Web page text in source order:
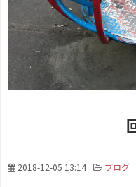
2018-12-05 13:14 ブログ